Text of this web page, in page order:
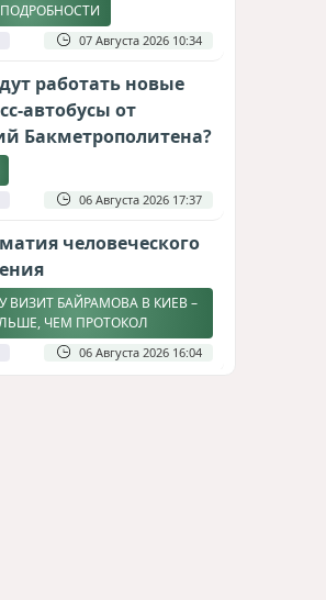
07 Августа 2026 10:34
работать новые
автобусы от
Бакметрополитена?
06 Августа 2026 17:37
человеческого
ВИЗИТ БАЙРАМОВА В КИЕВ –
ЧЕМ ПРОТОКОЛ
06 Августа 2026 16:04